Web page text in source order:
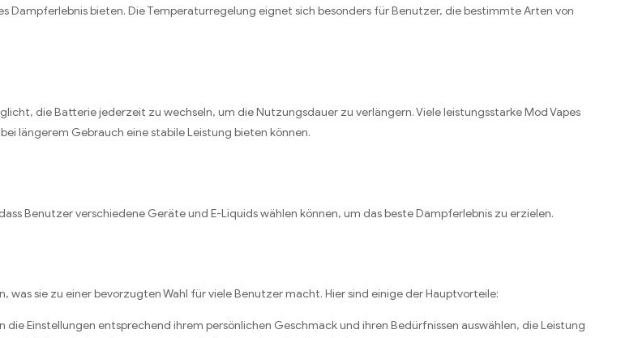
Dampferlebnis bieten. Die Temperaturregelung eignet sich besonders für Benutzer, die bestimmte Arten von
die Batterie jederzeit zu wechseln, um die Nutzungsdauer zu verlängern. Viele leistungsstarke Mod Vapes
längerem Gebrauch eine stabile Leistung bieten können.
Benutzer verschiedene Geräte und E-Liquids wählen können, um das beste Dampferlebnis zu erzielen.
sie zu einer bevorzugten Wahl für viele Benutzer macht. Hier sind einige der Hauptvorteile:
Einstellungen entsprechend ihrem persönlichen Geschmack und ihren Bedürfnissen auswählen, die Leistung